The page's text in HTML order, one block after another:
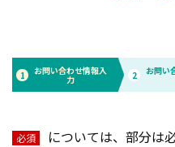
1 お問い合わせ情報入
力 2 お問い
必須 については、部分は